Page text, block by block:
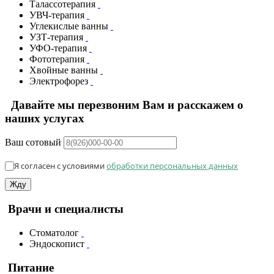
Талассотерапия
УВЧ-терапия
Углекислые ванны
УЗТ-терапия
УФО-терапия
Фототерапия
Хвойные ванны
Электрофорез
Давайте мы перезвоним Вам и расскажем о
наших услугах
Ваш сотовый
Я согласен с условиямиобработки персональных данных
Жду
Врачи и специалисты
Стоматолог
Эндоскопист
Питание